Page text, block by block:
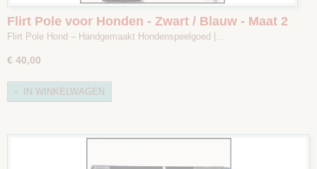
Flirt Pole voor Honden - Zwart / Blauw - Maat 2
Flirt Pole Hond – Handgemaakt Hondenspeelgoed |…
€ 40,00
IN WINKELWAGEN